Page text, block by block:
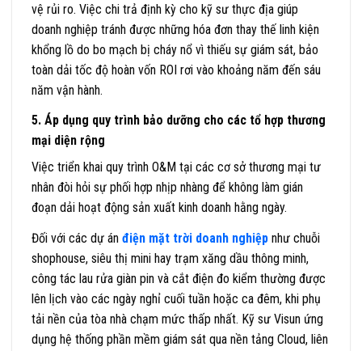
vệ rủi ro. Việc chi trả định kỳ cho kỹ sư thực địa giúp
doanh nghiệp tránh được những hóa đơn thay thế linh kiện
khổng lồ do bo mạch bị cháy nổ vì thiếu sự giám sát, bảo
toàn dải tốc độ hoàn vốn ROI rơi vào khoảng năm đến sáu
năm vận hành.
5. Áp dụng quy trình bảo dưỡng cho các tổ hợp thương
mại diện rộng
Việc triển khai quy trình O&M tại các cơ sở thương mại tư
nhân đòi hỏi sự phối hợp nhịp nhàng để không làm gián
đoạn dải hoạt động sản xuất kinh doanh hằng ngày.
Đối với các dự án điện mặt trời doanh nghiệp như chuỗi
shophouse, siêu thị mini hay trạm xăng dầu thông minh,
công tác lau rửa giàn pin và cắt điện đo kiểm thường được
lên lịch vào các ngày nghỉ cuối tuần hoặc ca đêm, khi phụ
tải nền của tòa nhà chạm mức thấp nhất. Kỹ sư Visun ứng
dụng hệ thống phần mềm giám sát qua nền tảng Cloud, liên